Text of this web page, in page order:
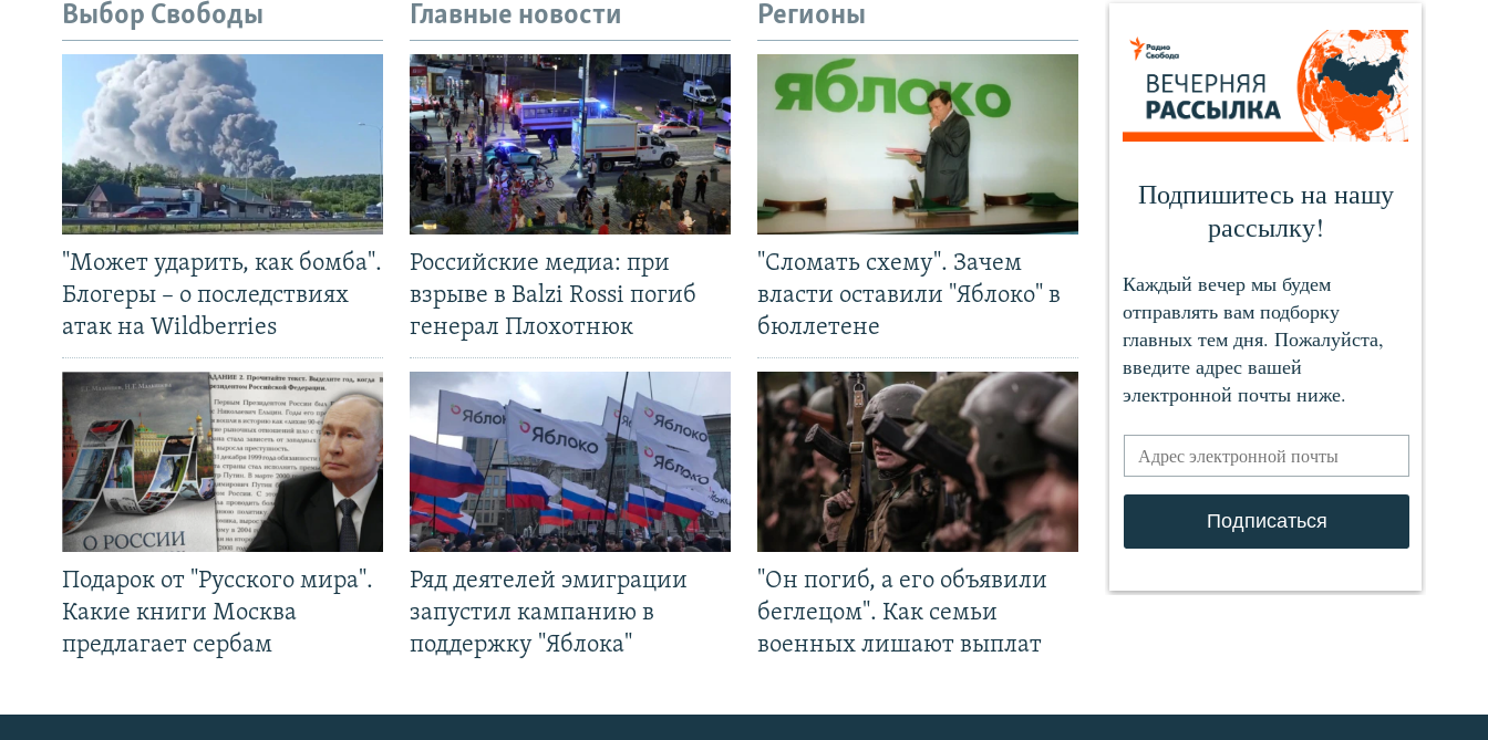
Выбор Свободы
"Может ударить, как бомба".
Блогеры – о последствиях
атак на Wildberries
Подарок от "Русского мира".
Какие книги Москва
предлагает сербам
Главные новости
Российские медиа: при
взрыве в Balzi Rossi погиб
генерал Плохотнюк
Ряд деятелей эмиграции
запустил кампанию в
поддержку "Яблока"
Регионы
"Сломать схему". Зачем
власти оставили "Яблоко" в
бюллетене
"Он погиб, а его объявили
беглецом". Как семьи
военных лишают выплат